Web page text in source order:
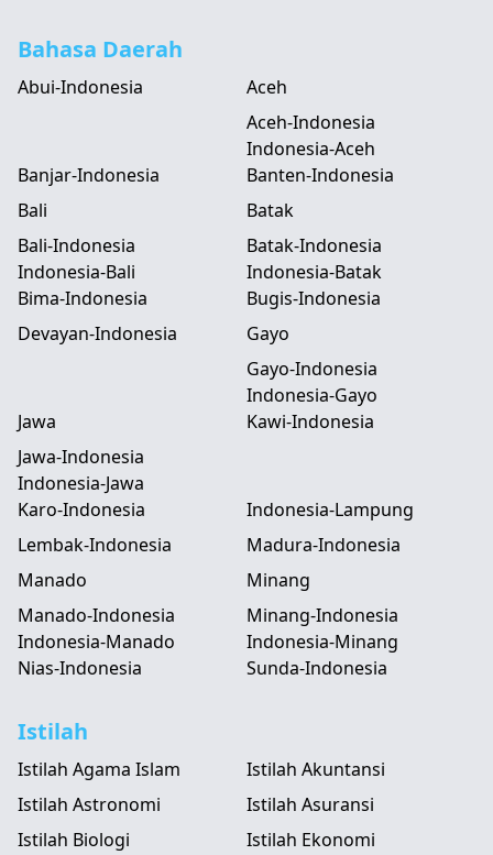
Bahasa Daerah
Abui-Indonesia
Aceh
Aceh-Indonesia
Indonesia-Aceh
Banjar-Indonesia
Banten-Indonesia
Bali
Bali-Indonesia
Indonesia-Bali
Batak
Batak-Indonesia
Indonesia-Batak
Bima-Indonesia
Bugis-Indonesia
Devayan-Indonesia
Gayo
Gayo-Indonesia
Indonesia-Gayo
Jawa
Jawa-Indonesia
Indonesia-Jawa
Kawi-Indonesia
Karo-Indonesia
Indonesia-Lampung
Lembak-Indonesia
Madura-Indonesia
Manado
Manado-Indonesia
Indonesia-Manado
Minang
Minang-Indonesia
Indonesia-Minang
Nias-Indonesia
Sunda-Indonesia
Istilah
Istilah Agama Islam
Istilah Akuntansi
Istilah Astronomi
Istilah Asuransi
Istilah Biologi
Istilah Ekonomi